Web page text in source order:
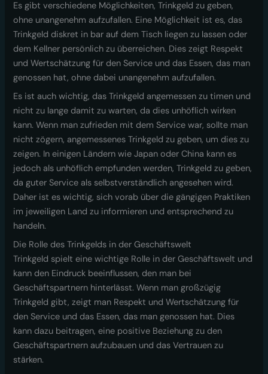
Es gibt verschiedene Möglichkeiten, Trinkgeld zu geben,
ohne unangenehm aufzufallen. Eine Möglichkeit ist es, das
Trinkgeld diskret in bar auf dem Tisch liegen zu lassen oder
dem Kellner persönlich zu überreichen. Dies zeigt Respekt
und Wertschätzung für den Service und das Essen, das man
genossen hat, ohne dabei unangenehm aufzufallen.
Es ist auch wichtig, das Trinkgeld angemessen zu timen und
nicht zu lange damit zu warten, da dies unhöflich wirken
kann. Wenn man zufrieden mit dem Service war, sollte man
nicht zögern, angemessenes Trinkgeld zu geben, um dies zu
zeigen. In einigen Ländern wie Japan oder China kann es
jedoch als unhöflich empfunden werden, Trinkgeld zu geben,
da guter Service als selbstverständlich angesehen wird.
Daher ist es wichtig, sich vorab über die gängigen Praktiken
im jeweiligen Land zu informieren und entsprechend zu
handeln.
Die Rolle des Trinkgelds in der Geschäftswelt
Trinkgeld spielt eine wichtige Rolle in der Geschäftswelt und
kann den Eindruck beeinflussen, den man bei
Geschäftspartnern hinterlässt. Wenn man großzügig
Trinkgeld gibt, zeigt man Respekt und Wertschätzung für
den Service und das Essen, das man genossen hat. Dies
kann dazu beitragen, eine positive Beziehung zu den
Geschäftspartnern aufzubauen und das Vertrauen zu
stärken.